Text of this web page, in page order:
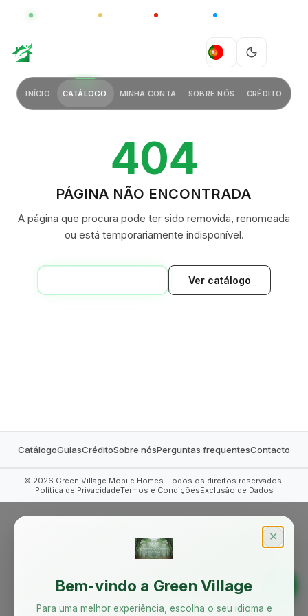
GLOBAL CHINA
PT
INÍCIO CATÁLOGO MINHA CONTA SOBRE NÓS CRÉDITO
404
PÁGINA NÃO ENCONTRADA
A página que procura pode ter sido removida, renomeada
ou está temporariamente indisponível.
Ver catálogo
CatálogoGuiasCréditoSobre nósPerguntas frequentesContacto
© 2026 Green Village Mobile Homes. Todos os direitos reservados.
Política de PrivacidadeTermos e CondiçõesExclusão de Dados
✕
Bem-vindo a Green Village
Para uma melhor experiência, escolha o seu idioma e